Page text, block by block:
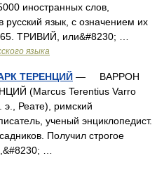
иностранных слов,
язык, с означением их
ТРИВИЙ, или&#8230; …
языка
ТЕРЕНЦИЙ — ВАРРОН
(Marcus Terentius Varro
Реате), римский
ученый энциклопедист.
Получил строгое
…